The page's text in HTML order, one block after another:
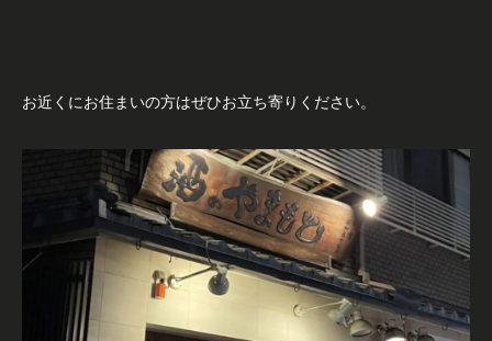
お近くにお住まいの方はぜひお立ち寄りください。